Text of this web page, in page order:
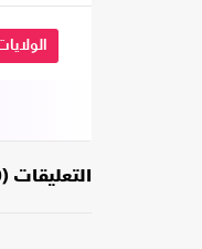
التعليقات (0)